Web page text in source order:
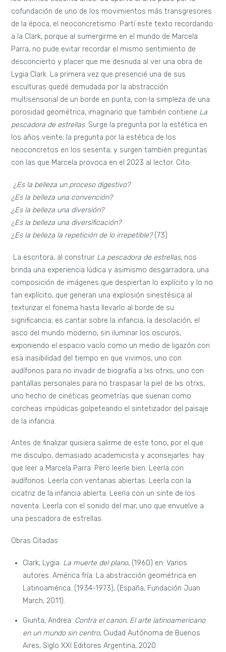
cofundación de uno de los movimientos más transgresores
de la época, el neoconcretismo. Partí este texto recordando
a la Clark, porque al sumergirme en el mundo de Marcela
Parra, no pude evitar recordar el mismo sentimiento de
desconcierto y placer que me desnuda al ver una obra de
Lygia Clark. La primera vez que presencié una de sus
esculturas quedé demudada por la abstracción
multisensorial de un borde en punta, con la simpleza de una
porosidad geométrica, imaginario que también contiene La
pescadora de estrellas. Surge la pregunta por la estética en
los años veinte; la pregunta por la estética de los
neoconcretos en los sesenta; y surgen también preguntas
con las que Marcela provoca en el 2023 al lector. Cito:
¿Es la belleza un proceso digestivo?
¿Es la belleza una convención?
¿Es la belleza una diversión?
¿Es la belleza una diversificación?
¿Es la belleza la repetición de lo irrepetible?(73)
La escritora, al construir La pescadora de estrellas, nos
brinda una experiencia lúdica y asimismo desgarradora, una
composición de imágenes que despiertan lo explícito y lo no
tan explícito, que generan una explosión sinestésica al
texturizar el fonema hasta llevarlo al borde de su
significancia; es cantar sobre la infancia, la desolación, el
asco del mundo moderno, sin iluminar los oscuros,
exponiendo el espacio vacío como un medio de ligazón con
esa inasibilidad del tiempo en que vivimos, uno con
audífonos para no invadir de biografía a lxs otrxs, uno con
pantallas personales para no traspasar la piel de lxs otrxs,
uno hecho de cinéticas geometrías que suenan como
corcheas impúdicas golpeteando el sintetizador del paisaje
de la infancia.
Antes de finalizar quisiera salirme de este tono, por el que
me disculpo, demasiado academicista y aconsejarles: hay
que leer a Marcela Parra. Pero leerle bien. Leerla con
audífonos. Leerla con ventanas abiertas. Leerla con la
cicatriz de la infancia abierta. Leerla con un sinte de los
noventa. Leerla con el sonido del mar, uno que envuelve a
una pescadora de estrellas.
Obras Citadas
Clark, Lygia. La muerte del plano, (1960) en: Varios
autores. América fría. La abstracción geométrica en
Latinoamérica. (1934-1973), (España, Fundación Juan
March, 2011).
Giunta, Andrea. Contra el canon. El arte latinoamericano
en un mundo sin centro, Ciudad Autónoma de Buenos
Aires, Siglo XXI Editores Argentina, 2020.